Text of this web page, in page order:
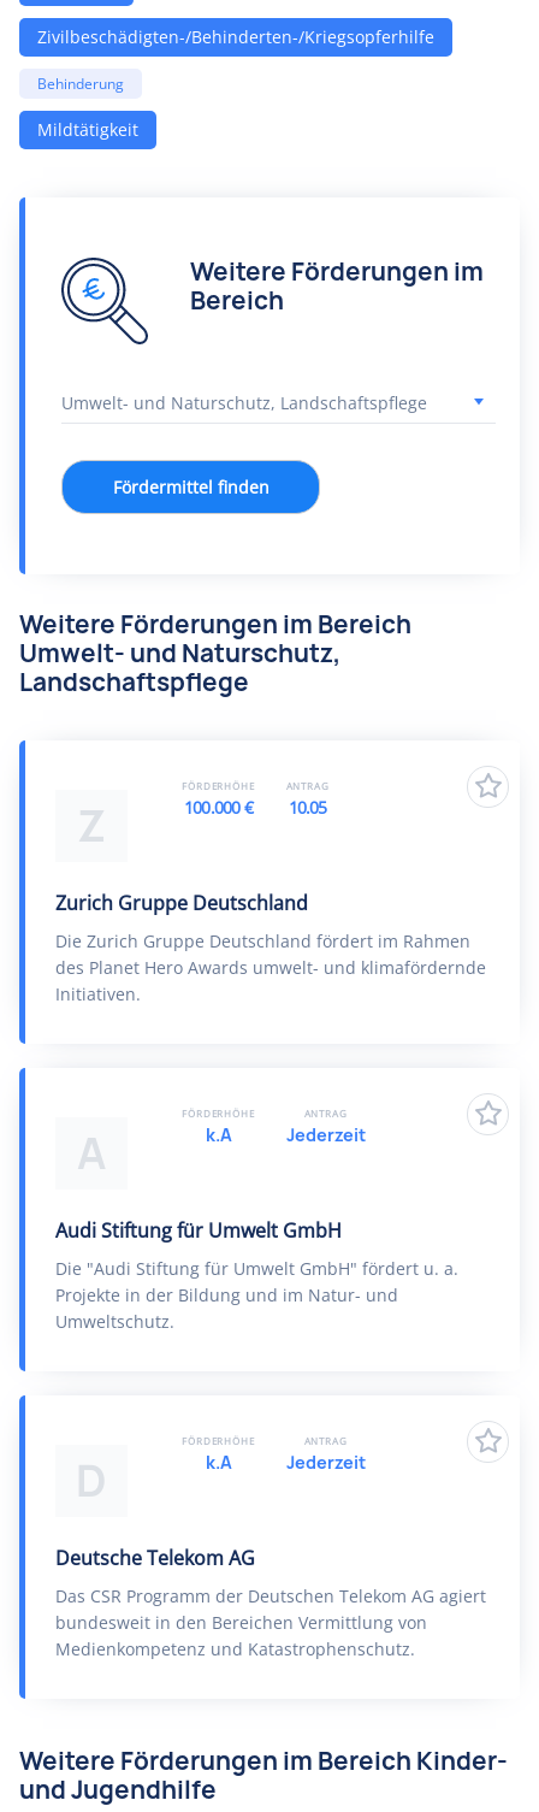
Zivilbeschädigten-/Behinderten-/Kriegsopferhilfe
Behinderung
Mildtätigkeit
Weitere Förderungen im
Bereich
Fördermittel finden
Weitere Förderungen im Bereich
Umwelt- und Naturschutz,
Landschaftspflege
Z
Zurich Gruppe Deutschland
Die Zurich Gruppe Deutschland fördert im Rahmen
des Planet Hero Awards umwelt- und klimafördernde
Initiativen.
FÖRDERHÖHE
100.000 €
ANTRAG
10.05
A
Audi Stiftung für Umwelt GmbH
Die "Audi Stiftung für Umwelt GmbH" fördert u. a.
Projekte in der Bildung und im Natur- und
Umweltschutz.
FÖRDERHÖHE
k.A
ANTRAG
Jederzeit
D
Deutsche Telekom AG
Das CSR Programm der Deutschen Telekom AG agiert
bundesweit in den Bereichen Vermittlung von
Medienkompetenz und Katastrophenschutz.
FÖRDERHÖHE
k.A
ANTRAG
Jederzeit
Weitere Förderungen im Bereich Kinder-
und Jugendhilfe